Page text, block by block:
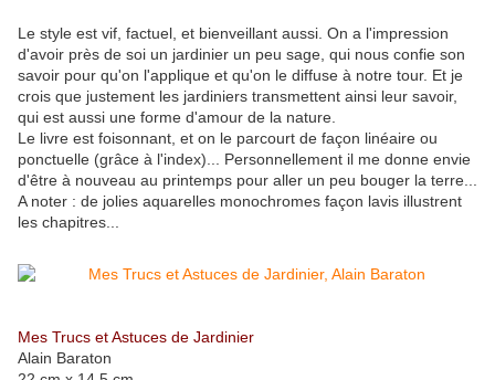
Le style est vif, factuel, et bienveillant aussi. On a l'impression
d'avoir près de soi un jardinier un peu sage, qui nous confie son
savoir pour qu'on l'applique et qu'on le diffuse à notre tour. Et je
crois que justement les jardiniers transmettent ainsi leur savoir,
qui est aussi une forme d'amour de la nature.
Le livre est foisonnant, et on le parcourt de façon linéaire ou
ponctuelle (grâce à l'index)... Personnellement il me donne envie
d'être à nouveau au printemps pour aller un peu bouger la terre...
A noter : de jolies aquarelles monochromes façon lavis illustrent
les chapitres...
Mes Trucs et Astuces de Jardinier
Alain Baraton